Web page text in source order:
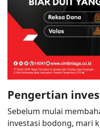
Pengertian
Sebelum mulai
investasi bodong, mari